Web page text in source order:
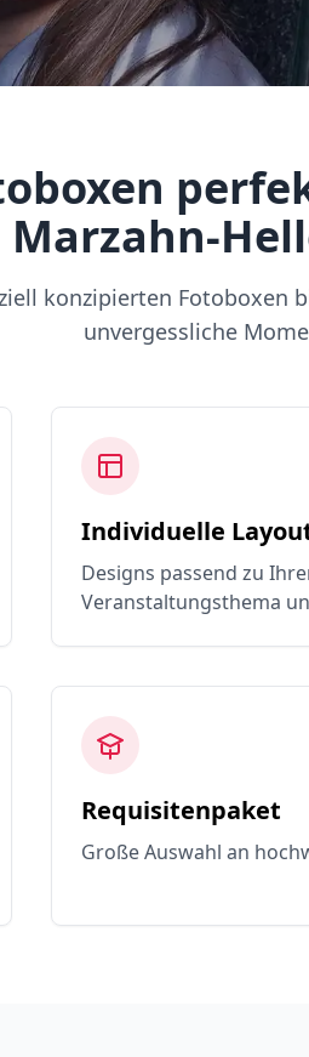
Marzahn-
konzipierten Fotoboxen
unvergessliche
Individuelle
Designs passend zu
Veranstaltungsthema
Requisitenpaket
Große Auswahl an